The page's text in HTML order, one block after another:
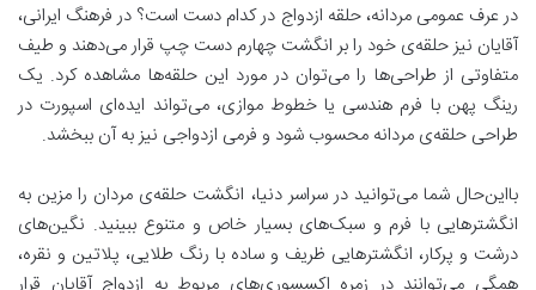
در عرف عمومی مردانه، حلقه ازدواج در کدام دست است؟ در فرهنگ ایرانی،
آقایان نیز حلقه‌ی خود را بر انگشت چهارم دست چپ قرار می‌دهند و طیف
متفاوتی از طراحی‌ها را می‌توان در مورد این حلقه‌ها مشاهده کرد. یک
رینگ پهن با فرم هندسی یا خطوط موازی، می‌تواند ایده‌ای اسپورت در
طراحی حلقه‌ی مردانه محسوب شود و فرمی ازدواجی نیز به آن ببخشد.
بااین‌حال شما می‌توانید در سراسر دنیا، انگشت حلقه‌ی مردان را مزین به
انگشترهایی با فرم و سبک‌های بسیار خاص و متنوع ببینید. نگین‌های
درشت و پرکار، انگشترهایی ظریف و ساده با رنگ طلایی، پلاتین و نقره،